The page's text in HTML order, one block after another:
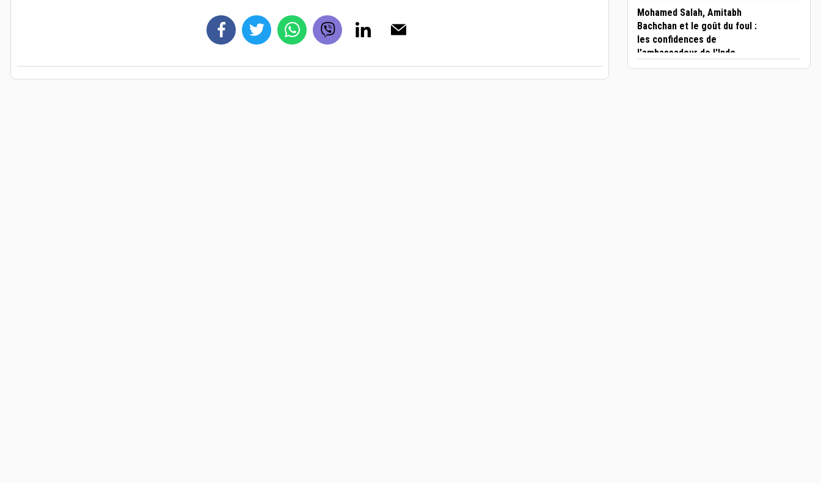
Mohamed Salah, Amitabh
Bachchan et le goût du foul :
les confidences de
l'ambassadeur de l'Inde